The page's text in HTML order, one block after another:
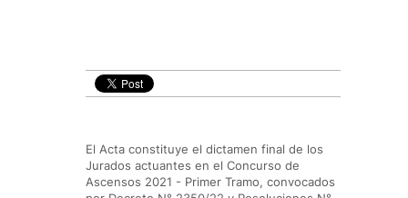
El Acta constituye el dictamen final de los
Jurados actuantes en el Concurso de
Ascensos 2021 - Primer Tramo, convocados